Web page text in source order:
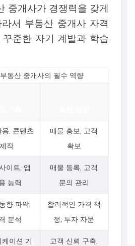
중개사가 경쟁력을 갖게
서 부동산 중개사 자격
준한 자기 계발과 학습
동산 중개사의 필수 역량
용, 콘텐츠
제작
매물 홍보, 고객
확보
이트, 앱
능력
매물 등록, 고객
문의 관리
향 파악,
분석
합리적인 가격 책
정, 투자 자문
케이션 기
고객 신뢰 구축,